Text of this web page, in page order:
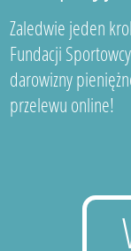
Zaledwie jeden
Fundacji
darowizny
przelewu online!